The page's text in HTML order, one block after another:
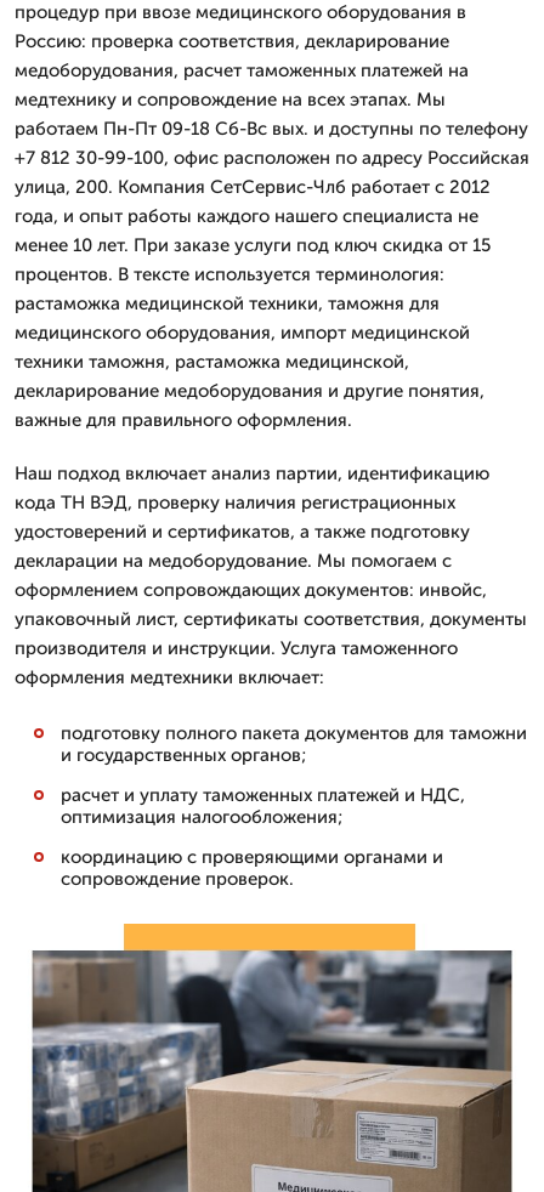
процедур при ввозе медицинского оборудования в
Россию: проверка соответствия, декларирование
медоборудования, расчет таможенных платежей на
медтехнику и сопровождение на всех этапах. Мы
работаем Пн-Пт 09-18 Сб-Вс вых. и доступны по телефону
+7 812 30-99-100, офис расположен по адресу Российская
улица, 200. Компания СетСервис-Члб работает с 2012
года, и опыт работы каждого нашего специалиста не
менее 10 лет. При заказе услуги под ключ скидка от 15
процентов. В тексте используется терминология:
растаможка медицинской техники, таможня для
медицинского оборудования, импорт медицинской
техники таможня, растаможка медицинской,
декларирование медоборудования и другие понятия,
важные для правильного оформления.
Наш подход включает анализ партии, идентификацию
кода ТН ВЭД, проверку наличия регистрационных
удостоверений и сертификатов, а также подготовку
декларации на медоборудование. Мы помогаем с
оформлением сопровождающих документов: инвойс,
упаковочный лист, сертификаты соответствия, документы
производителя и инструкции. Услуга таможенного
оформления медтехники включает:
подготовку полного пакета документов для таможни
и государственных органов;
расчет и уплату таможенных платежей и НДС,
оптимизация налогообложения;
координацию с проверяющими органами и
сопровождение проверок.